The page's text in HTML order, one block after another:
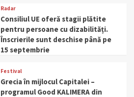
Radar
Consiliul UE oferă stagii plătite
pentru persoane cu dizabilități.
Înscrierile sunt deschise până pe
15 septembrie
Festival
Grecia în mijlocul Capitalei –
programul Good KALIMERA din